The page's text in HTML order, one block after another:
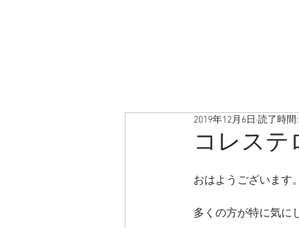
コレステ
2019年12月6日 読了時間
おはようございます。
多くの方が特に気に